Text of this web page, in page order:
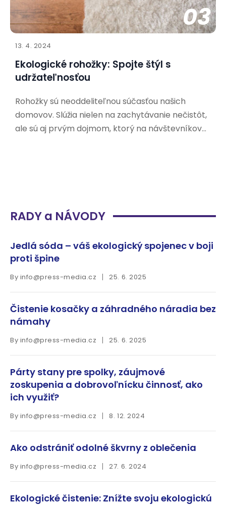
03
13. 4. 2024
Ekologické rohožky: Spojte štýl s
udržateľnosťou
Rohožky sú neoddeliteľnou súčasťou našich
domovov. Slúžia nielen na zachytávanie nečistôt,
ale sú aj prvým dojmom, ktorý na návštevníkov
RADY a NÁVODY
Jedlá sóda – váš ekologický spojenec v boji
proti špine
By info@press-media.cz 25. 6. 2025
Čistenie kosačky a záhradného náradia bez
námahy
By info@press-media.cz 25. 6. 2025
Párty stany pre spolky, záujmové
zoskupenia a dobrovoľnícku činnosť, ako
ich využiť?
By info@press-media.cz 8. 12. 2024
Ako odstrániť odolné škvrny z oblečenia
By info@press-media.cz 27. 6. 2024
Ekologické čistenie: Znížte svoju ekologickú